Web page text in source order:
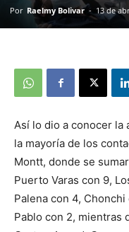
Por Raelmy Bolivar - 13 de
Así lo dio a conocer la
la mayoría de los
Montt, donde se
Puerto Varas con 9,
Palena con 4,
Pablo con 2, mientras